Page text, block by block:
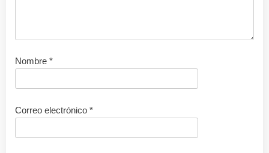
Nombre *
Correo electrónico *